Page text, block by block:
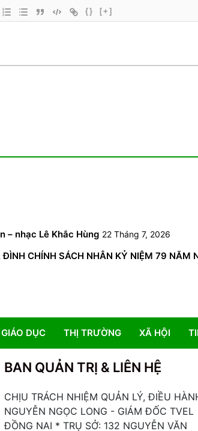
{} [+]
– nhạc Lê Khắc Hùng 22 Tháng 7, 2026
CHÍNH SÁCH NHÂN KỶ NIỆM 79
GIÁO DỤC THỊ TRƯỜNG XÃ HỘI
BAN QUẢN TRỊ & LIÊN HỆ
CHỊU TRÁCH NHIỆM QUẢN LÝ, ĐIỀU
NGUYỄN NGỌC LONG - GIÁM ĐỐC TVEL
ĐỒNG NAI * TRỤ SỞ: 132 NGUYỄN VĂN